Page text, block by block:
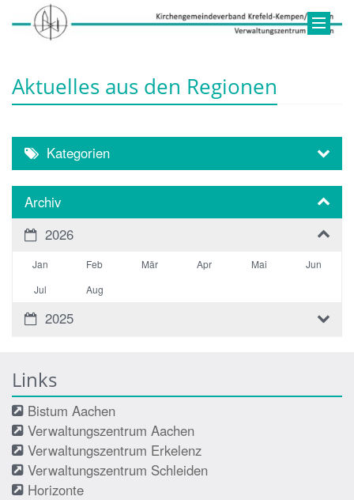
Aktuelles aus den Regionen
Kategorien
Archiv
2026
Jan Feb Mär Apr Mai
Jun
Jul
Aug
2025
Links
Bistum Aachen
Verwaltungszentrum Aachen
Verwaltungszentrum Erkelenz
Verwaltungszentrum Schleiden
Horizonte